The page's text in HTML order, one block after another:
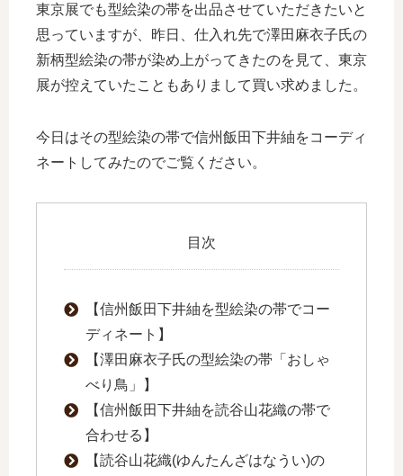
東京展でも型絵染の帯を出品させていただきたいと
思っていますが、昨日、仕入れ先で澤田麻衣子氏の
新柄型絵染の帯が染め上がってきたのを見て、東京
展が控えていたこともありまして買い求めました。
今日はその型絵染の帯で信州飯田下井紬をコーディ
ネートしてみたのでご覧ください。
目次
【信州飯田下井紬を型絵染の帯でコー
ディネート】
【澤田麻衣子氏の型絵染の帯「おしゃ
べり鳥」】
【信州飯田下井紬を読谷山花織の帯で
合わせる】
【読谷山花織(ゆんたんざはなうい)の